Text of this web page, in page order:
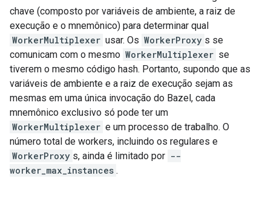
chave (composto por variáveis de ambiente, a raiz de
execução e o mnemônico) para determinar qual
WorkerMultiplexer usar. Os WorkerProxy s se
comunicam com o mesmo WorkerMultiplexer se
tiverem o mesmo código hash. Portanto, supondo que as
variáveis de ambiente e a raiz de execução sejam as
mesmas em uma única invocação do Bazel, cada
mnemônico exclusivo só pode ter um
WorkerMultiplexer e um processo de trabalho. O
número total de workers, incluindo os regulares e
WorkerProxy s, ainda é limitado por --
worker_max_instances .